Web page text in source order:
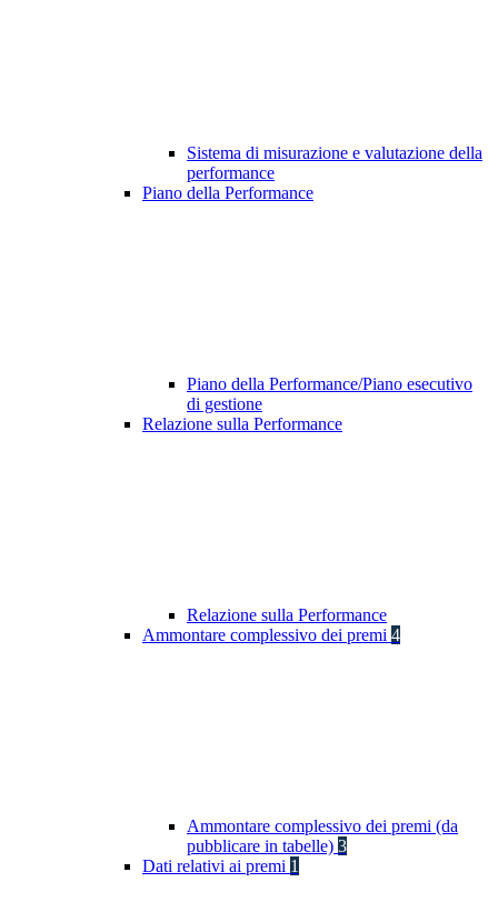
Sistema di misurazione e valutazione della
performance
Piano della Performance
Piano della Performance/Piano esecutivo
di gestione
Relazione sulla Performance
Relazione sulla Performance
Ammontare complessivo dei premi 4
Ammontare complessivo dei premi (da
pubblicare in tabelle) 3
Dati relativi ai premi 1